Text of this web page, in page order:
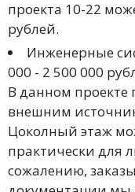
проекта 10-22
рублей.
Инженерные
000 - 2 500 000
В данном проекте
внешним
Цоколный этаж
практически для
сожалению,